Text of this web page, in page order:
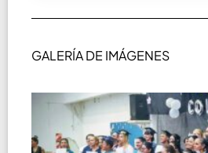
GALERÍA DE IMÁGENES